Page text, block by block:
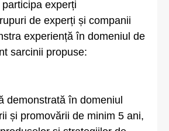
experți
de experți și companii
experiență în domeniul de
sarcinii propuse:
demonstrată în domeniul
și promovării de minim 5 ani,